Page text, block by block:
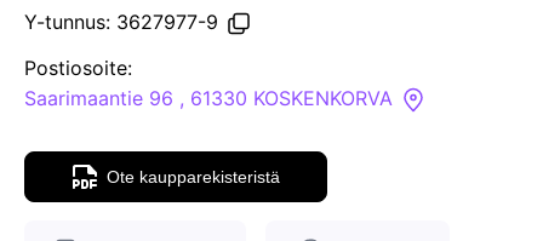
API
Tietopankki
Y-tunnus: 3627977-9
Postiosoite:
Saarimaantie 96 , 61330 KOSKENKORVA
Ote kaupparekisteristä